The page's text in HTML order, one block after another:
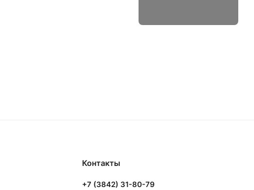
Контакты
+7 (3842) 31-80-79